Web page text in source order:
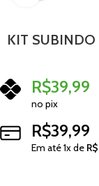
KIT SUBINDO
R$39,99
no pix
R$39,99
Em até1x de R$